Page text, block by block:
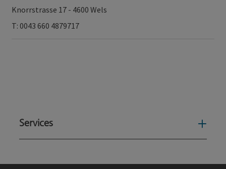
Knorrstrasse 17 - 4600 Wels
T: 0043 660 4879717
Services